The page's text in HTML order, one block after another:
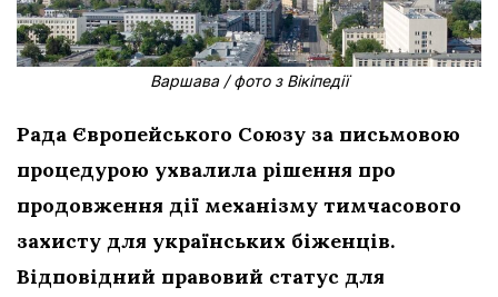
Варшава / фото з Вікіпедії
Рада Європейського Союзу за письмовою
процедурою ухвалила рішення про
продовження дії механізму тимчасового
захисту для українських біженців.
Відповідний правовий статус для